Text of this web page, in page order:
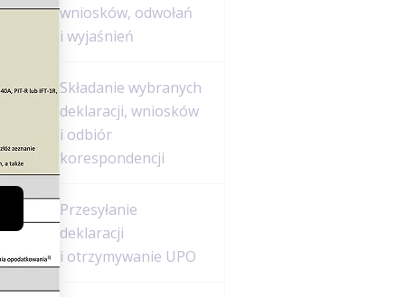
wniosków, odwołań
i wyjaśnień
Składanie wybranych
deklaracji, wniosków
i odbiór
korespondencji
Przesyłanie
deklaracji
i otrzymywanie UPO